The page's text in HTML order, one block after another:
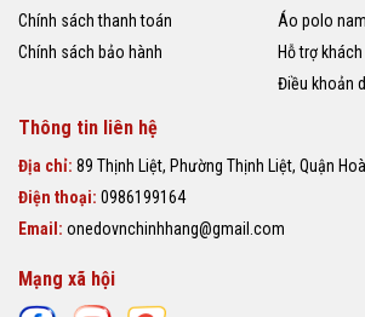
Chính sách thanh toán
Chính sách bảo hành
Áo polo
Hỗ trợ
Điều khoản
Thông tin liên hệ
Địa chỉ: 89 Thịnh Liệt, Phường Thịnh Liệt, Quận
Điện thoại: 0986199164
Email: onedovnchinhhang@gmail.com
Mạng xã hội